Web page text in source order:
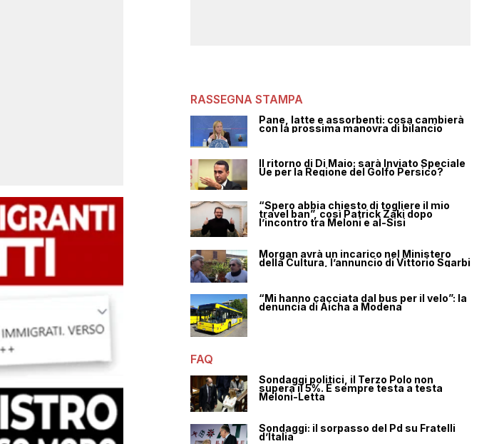
RASSEGNA STAMPA
Pane, latte e assorbenti: cosa cambierà
con la prossima manovra di bilancio
Il ritorno di Di Maio: sarà Inviato Speciale
Ue per la Regione del Golfo Persico?
“Spero abbia chiesto di togliere il mio
travel ban”, così Patrick Zaki dopo
l’incontro tra Meloni e al-Sisi
Morgan avrà un incarico nel Ministero
della Cultura, l’annuncio di Vittorio Sgarbi
“Mi hanno cacciata dal bus per il velo”: la
denuncia di Aicha a Modena
FAQ
Sondaggi politici, il Terzo Polo non
supera il 5%. È sempre testa a testa
Meloni-Letta
Sondaggi: il sorpasso del Pd su Fratelli
d’Italia